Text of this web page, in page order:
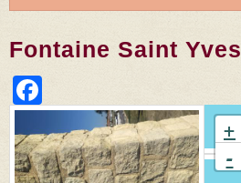
Fontaine Saint Yves
+
-